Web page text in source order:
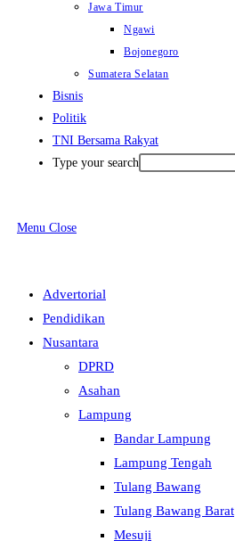
Jawa Timur
Ngawi
Bojonegoro
Sumatera Selatan
Bisnis
Politik
TNI Bersama Rakyat
Type your search
Menu Close
Advertorial
Pendidikan
Nusantara
DPRD
Asahan
Lampung
Bandar Lampung
Lampung Tengah
Tulang Bawang
Tulang Bawang Barat
Mesuji